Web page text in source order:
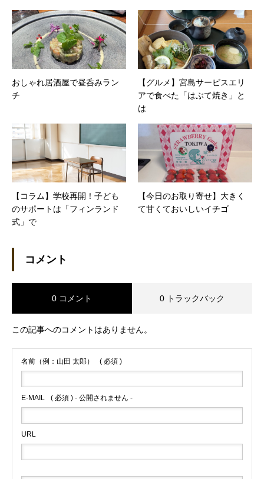
おしゃれ居酒屋で昼呑みラン
チ
【グルメ】宮島サービスエリ
アで食べた「はぶて焼き」と
は
【コラム】学校再開！子ども
のサポートは「フィンランド
式」で
【今日のお取り寄せ】大きく
て甘くておいしいイチゴ
コメント
0 コメント 0 トラックバック
この記事へのコメントはありません。
名前（例：山田 太郎） ( 必須 )
E-MAIL ( 必須 ) - 公開されません -
URL